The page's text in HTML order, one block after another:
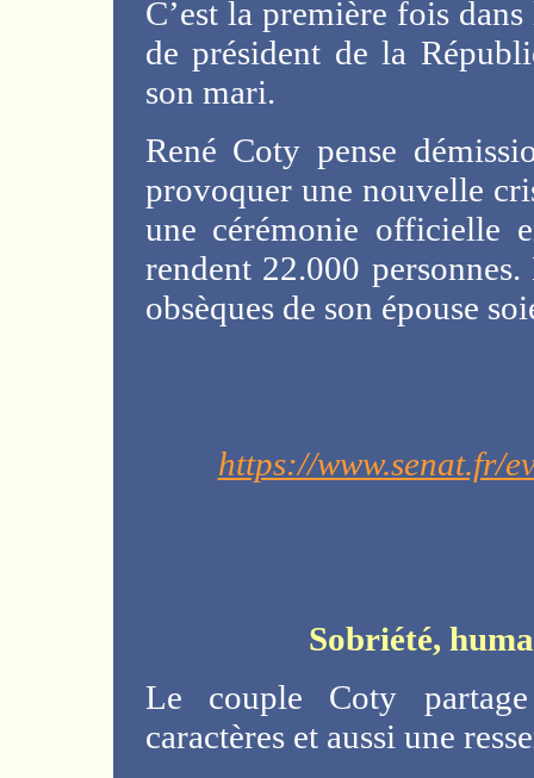
C’est la première fois
de président de la
son mari.
René Coty pense
provoquer une nouvelle
une cérémonie officielle
rendent 22.000
obsèques de son épouse
https://www.senat.fr/
Sobriété,
Le couple Coty
caractères et aussi une